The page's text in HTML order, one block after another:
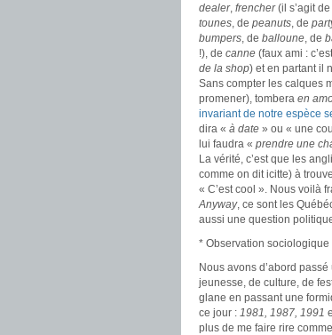
dealer, frencher(il s’agit
tounes, de peanuts, de
bumpers, de balloune, de
!), de canne (faux ami :
de la shop) et en partant il
Sans compter les calques
promener), tombera en
invariant de notre espèce
dira « à date » ou « une
lui faudra « prendre une
La vérité, c’est que les
comme on dit icitte) à
« C’est cool ». Nous voilà
Anyway, ce sont les
aussi une question
* Observation sociologique
Nous avons d’abord
jeunesse, de culture, de
glane en passant une
ce jour : 1981, 1987, 1991
plus de me faire rire